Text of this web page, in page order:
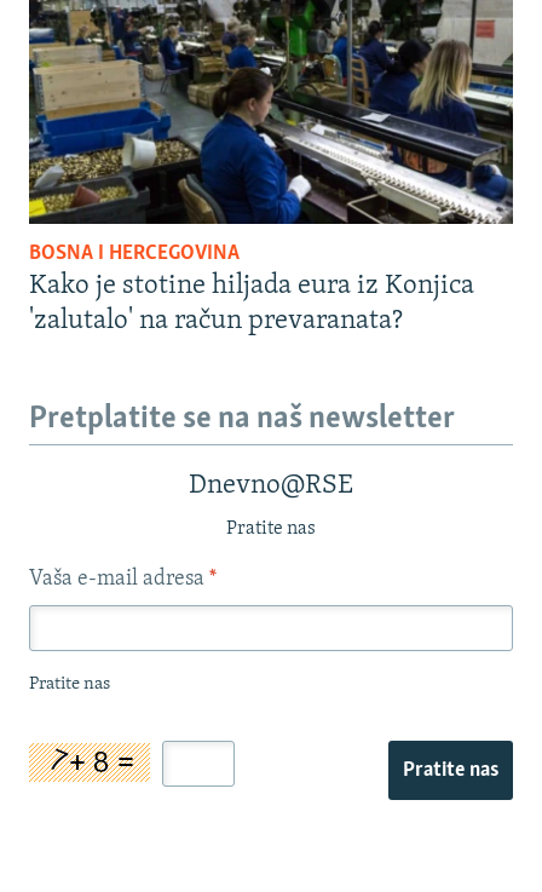
BOSNA I HERCEGOVINA
Kako je stotine hiljada eura iz Konjica
'zalutalo' na račun prevaranata?
Pretplatite se na naš newsletter
Dnevno@RSE
Pratite nas
Vaša e-mail adresa *
Pratite nas
Pratite nas